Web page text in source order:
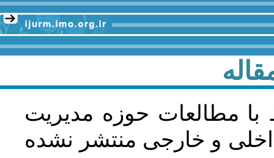
با مطالعات حوزه مديريت
و خارجی منتشر نشده